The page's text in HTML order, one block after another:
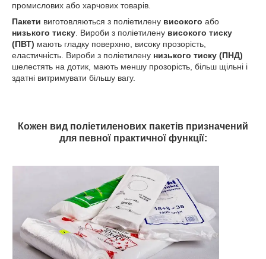
промислових або харчових товарів.
Пакети виготовляються з поліетилену високого або
низького тиску . Вироби з поліетилену високого тиску
(ПВТ) мають гладку поверхню, високу прозорість,
еластичність. Вироби з поліетилену низького тиску (ПНД)
шелестять на дотик, мають меншу прозорість, більш щільні і
здатні витримувати більшу вагу.
Кожен вид поліетиленових пакетів призначений
для певної практичної функції: